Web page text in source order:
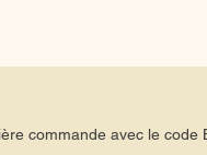
commande avec le code